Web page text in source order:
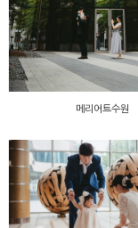
메리어트수원